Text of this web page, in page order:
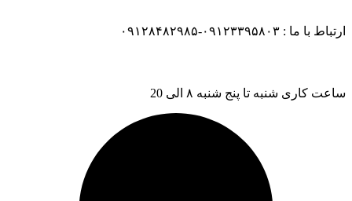
ارتباط با ما : ۰۹۱۲۳۳۹۵۸۰۳-۰۹۱۲۸۴۸۲۹۸۵
ساعت کاری شنبه تا پنج شنبه ۸ الی 20